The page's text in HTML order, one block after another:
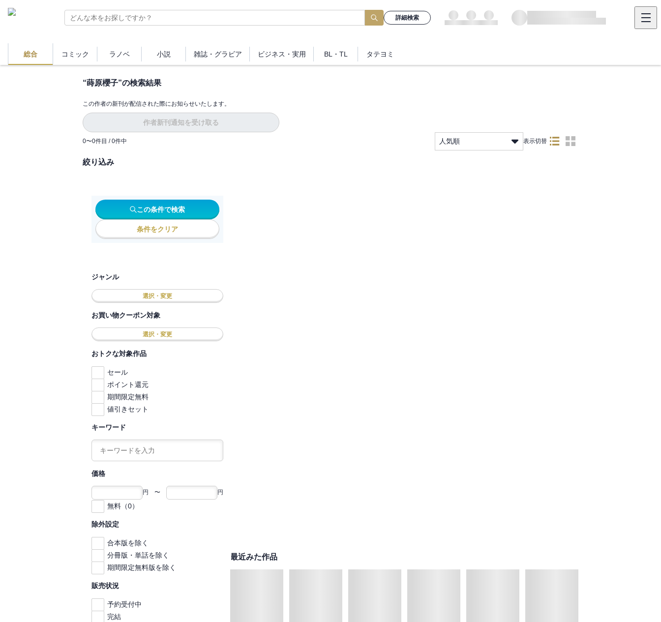
詳細検索
総合 コミック ラノベ 小説 雑誌・ グラビア ビジネス ・実用 BL・TL タテヨミ
“蒔原櫻子”の検索結果
この作者の新刊が配信された際にお知らせいたします。
作者新刊通知を受け取る
0〜0件目 / 0件中 人気順 表示切替
絞り込み
この条件で検索
条件をクリア
ジャンル
選択・変更
お買い物クーポン対象
選択・変更
おトクな対象作品
セール
ポイント還元
期間限定無料
値引きセット
キーワード
価格
円 〜 円
無料（0）
除外設定
合本版を除く
分冊版・単話を除く
期間限定無料版を除く
販売状況
予約受付中
完結
最近みた作品